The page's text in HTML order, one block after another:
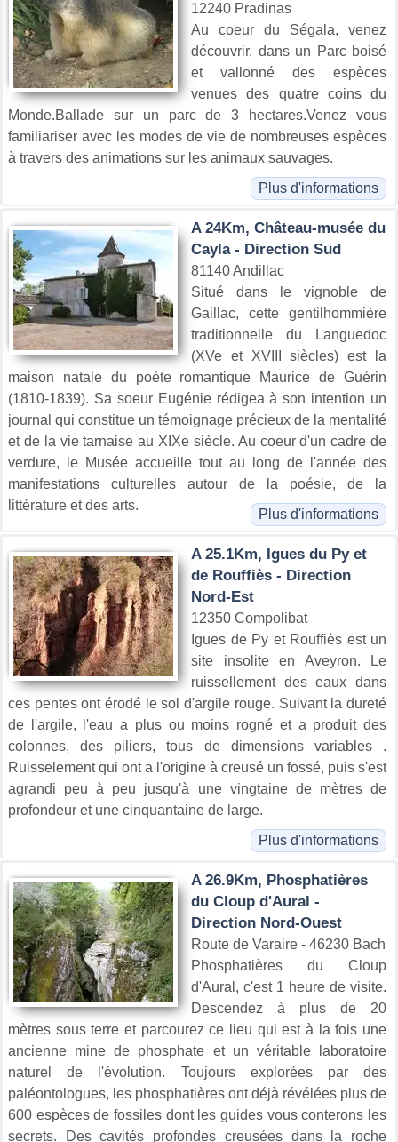
12240 Pradinas
Au coeur du Ségala, venez
découvrir, dans un Parc boisé
et vallonné des espèces
venues des quatre coins du
Monde.Ballade sur un parc de 3 hectares.Venez vous
familiariser avec les modes de vie de nombreuses espèces
à travers des animations sur les animaux sauvages.
Plus d'informations
A 24Km, Château-musée du
Cayla - Direction Sud
81140 Andillac
Situé dans le vignoble de
Gaillac, cette gentilhommière
traditionnelle du Languedoc
(XVe et XVIII siècles) est la
maison natale du poète romantique Maurice de Guérin
(1810-1839). Sa soeur Eugénie rédigea à son intention un
journal qui constitue un témoignage précieux de la mentalité
et de la vie tarnaise au XIXe siècle. Au coeur d'un cadre de
verdure, le Musée accueille tout au long de l'année des
manifestations culturelles autour de la poésie, de la
littérature et des arts.
Plus d'informations
A 25.1Km, Igues du Py et
de Rouffiès - Direction
Nord-Est
12350 Compolibat
Igues de Py et Rouffiès est un
site insolite en Aveyron. Le
ruissellement des eaux dans
ces pentes ont érodé le sol d'argile rouge. Suivant la dureté
de l'argile, l'eau a plus ou moins rogné et a produit des
colonnes, des piliers, tous de dimensions variables .
Ruisselement qui ont a l'origine à creusé un fossé, puis s'est
agrandi peu à peu jusqu'à une vingtaine de mètres de
profondeur et une cinquantaine de large.
Plus d'informations
A 26.9Km, Phosphatières
du Cloup d'Aural -
Direction Nord-Ouest
Route de Varaire - 46230 Bach
Phosphatières du Cloup
d'Aural, c'est 1 heure de visite.
Descendez à plus de 20
mètres sous terre et parcourez ce lieu qui est à la fois une
ancienne mine de phosphate et un véritable laboratoire
naturel de l'évolution. Toujours explorées par des
paléontologues, les phosphatières ont déjà révélées plus de
600 espèces de fossiles dont les guides vous conterons les
secrets. Des cavités profondes creusées dans la roche